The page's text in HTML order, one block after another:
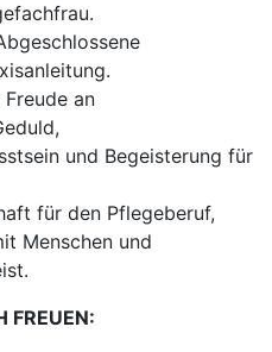
Freude an
und Begeisterung für
für den Pflegeberuf,
Menschen und
FREUEN: